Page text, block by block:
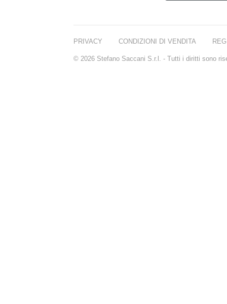
PRIVACY CONDIZIONI DI VENDITA
© 2026 Stefano Saccani S.r.l. - Tutti i diritti sono